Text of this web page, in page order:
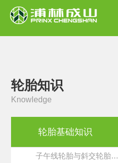
轮胎知识
Knowledge
轮胎基础知识
子午线轮胎与斜交轮胎…